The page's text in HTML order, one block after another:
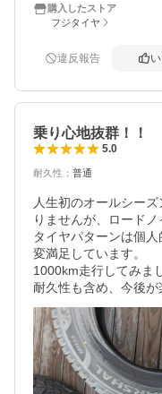
くれました　イメージ
くような運転をしな
購入したストア
フジタイヤ
違反報告
乗り心地抜群！！
5.0
耐久性 ： 普通
人生初のオールシー
りませんが、ロード
タイヤパターンは個
変満足しています。
1000km走行してみま
耐久性も含め、今後
また、アウトドア目
ました。